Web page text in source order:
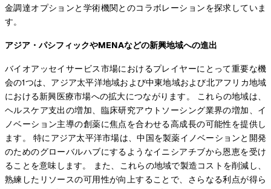
金調達オプションと学術機関とのコラボレーションを探求していま
す。
アジア・パシフィックやMENAなどの新興地域への進出
バイオアッセイサービス市場におけるプレイヤーにとって重要な機
会の1つは、アジア太平洋地域および中東地域および北アフリカ地域
における新興医療市場への拡大につながります。 これらの地域は、
ヘルスケア支出の増加、臨床研究アウトソーシング業界の増加、イ
ノベーション主導の創薬に焦点を合わせる高成長の可能性を提供し
ます。 特にアジア太平洋市場は、中国を製薬イノベーションと開発
のためのグローバルハブにするようなイニシアチブから恩恵を受け
ることを意味します。 また、これらの地域で製造コストを削減し、
熟練したリソースの可用性が向上することで、さらなる利点が得ら